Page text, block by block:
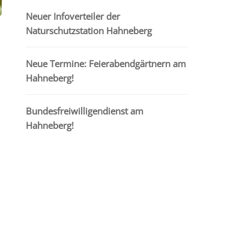
Neuer Infoverteiler der
Naturschutzstation Hahneberg
Neue Termine: Feierabendgärtnern am
Hahneberg!
Bundesfreiwilligendienst am
Hahneberg!